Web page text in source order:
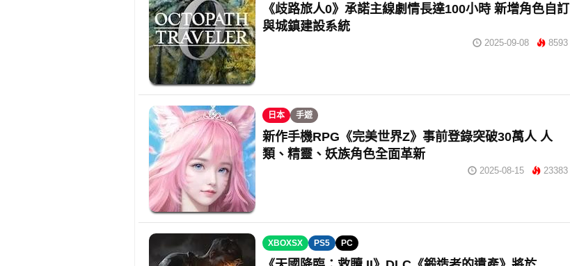
《歧路旅人0》承諾主線劇情長達100小時 新增角色自訂
與城鎮建設系統
2025-09-08 8593
日本 手遊
新作手機RPG《完美世界Z》事前登錄突破30萬人 人
類、精靈、妖族角色全面革新
2025-08-15 23383
XBOXSX PS5 PC